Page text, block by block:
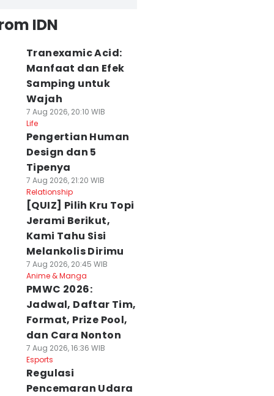
IDN
Tranexamic Acid:
Manfaat dan Efek
Samping untuk
Wajah
7 Aug 2026, 20:10 WIB
Life
Pengertian Human
Design dan 5
Tipenya
7 Aug 2026, 21:20 WIB
Relationship
[QUIZ] Pilih Kru Topi
Jerami Berikut,
Kami Tahu Sisi
Melankolis Dirimu
7 Aug 2026, 20:45 WIB
Anime & Manga
PMWC 2026:
Jadwal, Daftar Tim,
Format, Prize Pool,
dan Cara Nonton
7 Aug 2026, 16:36 WIB
Esports
Regulasi
Pencemaran Udara